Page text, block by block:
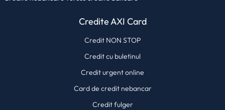
Credite AXI Card
Credit NON STOP
Credit cu buletinul
Credit urgent online
Card de credit nebancar
Credit fulger